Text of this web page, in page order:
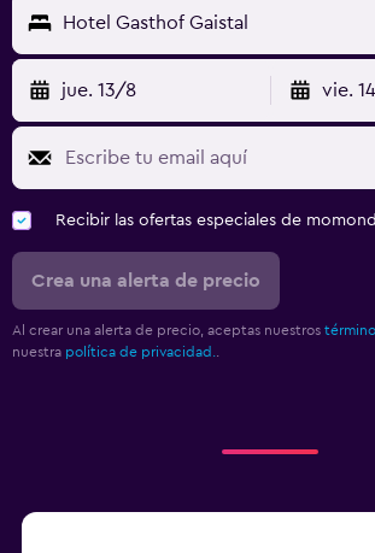
Hotel Gasthof Gaistal
jue. 13/8 vie.
Recibir las ofertas especiales de
Crea una alerta de precio
Al crear una alerta de precio, aceptas nuestros
nuestra política de privacidad.